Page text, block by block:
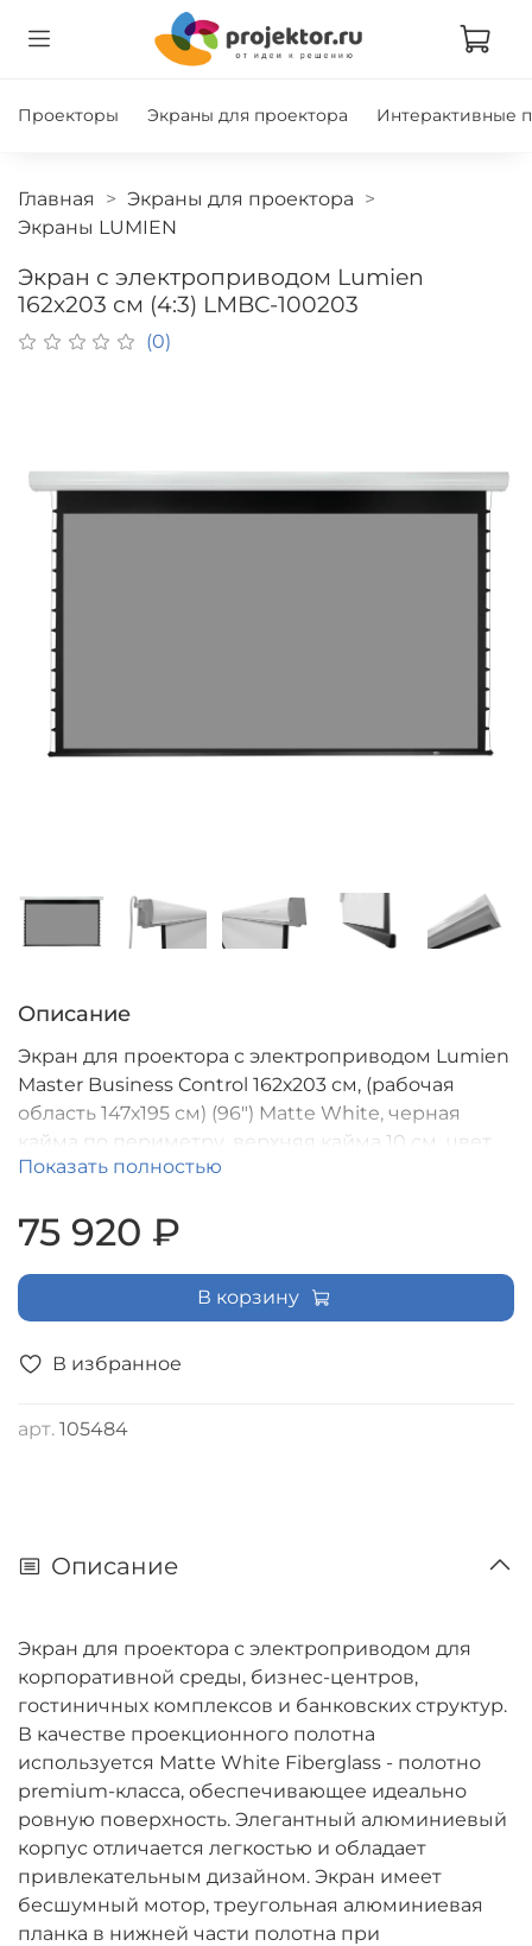
Проекторы Экраны для проектора Интерактивные
Главная
Экраны для проектора
Экраны LUMIEN
Экран с электроприводом Lumien
162х203 см (4:3) LMBC-100203
(0)
В избранное
арт. 105484
Описание
Экран для проектора с электроприводом Lumien
Master Business Control 162х203 см, (рабочая
область 147х195 см) (96") Matte White, черная
кайма по периметру, верхняя кайма 10 см, цвет
корпуса белый, формат экрана (4:3). В комплекте
Показать полностью
75 920 ₽
В корзину
Описание
Экран для проектора с электроприводом для
корпоративной среды, бизнес-центров,
гостиничных комплексов и банковских структур.
В качестве проекционного полотна
используется Matte White Fiberglass - полотно
premium-класса, обеспечивающее идеально
ровную поверхность. Элегантный алюминиевый
корпус отличается легкостью и обладает
привлекательным дизайном. Экран имеет
бесшумный мотор, треугольная алюминиевая
планка в нижней части полотна при